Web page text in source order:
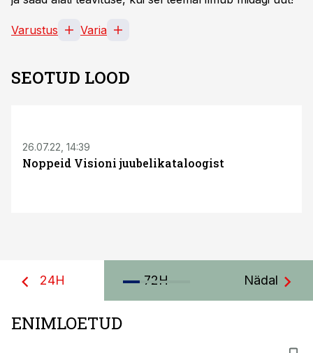
Varustus Varia
SEOTUD LOOD
26.07.22, 14:39
Noppeid Visioni juubelikataloogist
24H 72H Nädal
ENIMLOETUD